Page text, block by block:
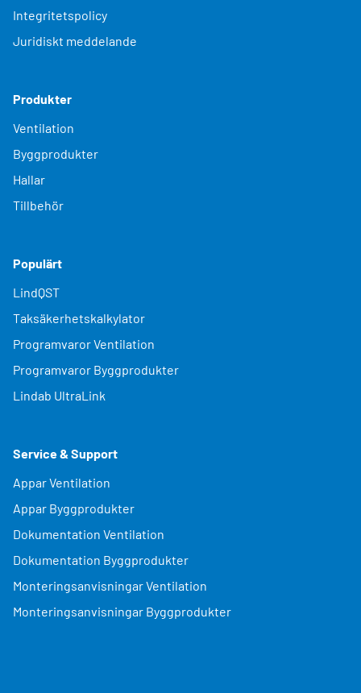
Integritetspolicy
Juridiskt meddelande
Produkter
Ventilation
Byggprodukter
Hallar
Tillbehör
Populärt
LindQST
Taksäkerhetskalkylator
Programvaror Ventilation
Programvaror Byggprodukter
Lindab UltraLink
Service & Support
Appar Ventilation
Appar Byggprodukter
Dokumentation Ventilation
Dokumentation Byggprodukter
Monteringsanvisningar Ventilation
Monteringsanvisningar Byggprodukter